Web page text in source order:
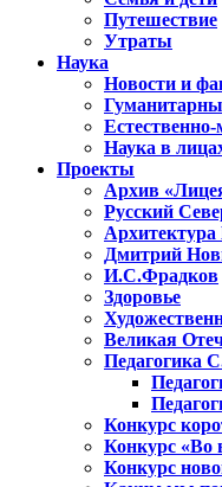
Путешествие
Утраты
Наука
Новости и
Наука в
Проекты
Архив
Русский
Архитектура
Дмитрий
И.С.Фрадков
Здоровье
Великая
Педагогика
Конкурс
Конкурс «Во
Конкурс